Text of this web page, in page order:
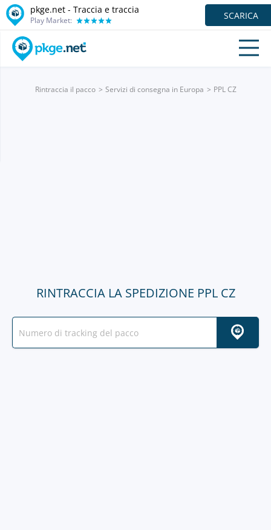
pkge.net - Traccia e traccia
Play Market: SCARICA
Rintraccia il pacco Servizi di consegna in Europa PPL CZ
RINTRACCIA LA SPEDIZIONE PPL CZ